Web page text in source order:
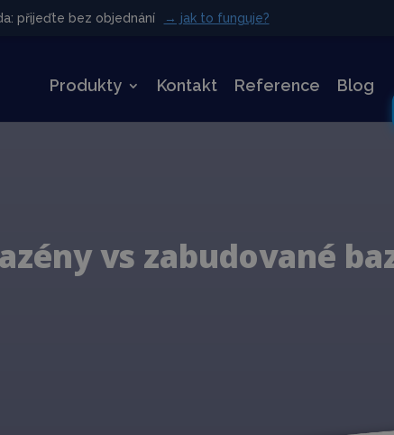
Produkty Kontakt Reference
Blog
vs zabudované
přijeďte bez objednání → jak to funguje?
přijeďte bez objednání → jak to funguje?